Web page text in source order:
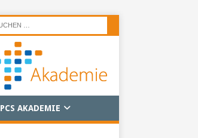
PCS AKADEMIE